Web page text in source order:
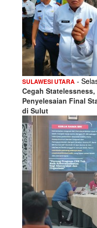
SULAWESI UTARA -
Cegah
Penyelesaian Final
di Sulut